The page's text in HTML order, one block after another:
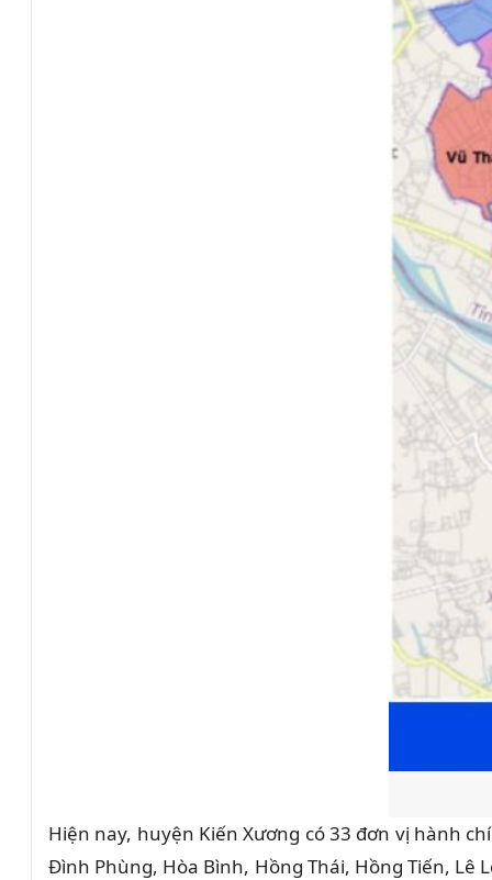
Hiện nay, huyện Kiến Xương có 33 đơn vị hành
Đình Phùng, Hòa Bình, Hồng Thái, Hồng Tiến, Lê